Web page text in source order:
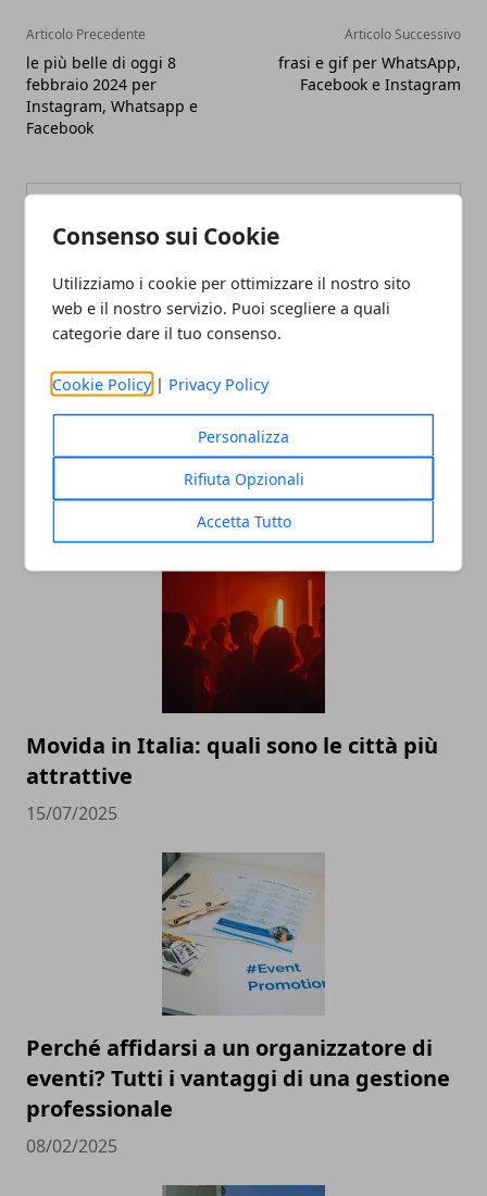
Consenso sui Cookie
Utilizziamo i cookie per ottimizzare il nostro sito
web e il nostro servizio. Puoi scegliere a quali
categorie dare il tuo consenso.
Cookie Policy | Privacy Policy
Personalizza
Rifiuta Opzionali
Accetta Tutto
Articolo Precedente
le più belle di oggi 8
febbraio 2024 per
Instagram, Whatsapp e
Facebook
Articolo Successivo
frasi e gif per WhatsApp,
Facebook e Instagram
Redazione
ARTICOLI CORRELATI
Movida in Italia: quali sono le città più
attrattive
15/07/2025
Perché affidarsi a un organizzatore di
eventi? Tutti i vantaggi di una gestione
professionale
08/02/2025